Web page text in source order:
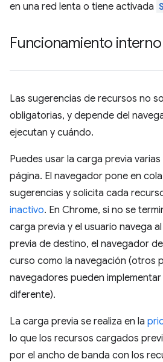
en una red lenta o tiene activada
Funcionamiento
Las sugerencias de recursos no
obligatorias, y depende del
ejecutan y cuándo.
Puedes usar la carga previa varias
página. El navegador pone en
sugerencias y solicita cada
inactivo. En Chrome, si no se
carga previa y el usuario navega
previa de destino, el navegador
curso como la navegación (otros
navegadores pueden
diferente).
La carga previa se realiza en la
lo que los recursos cargados
por el ancho de banda con los